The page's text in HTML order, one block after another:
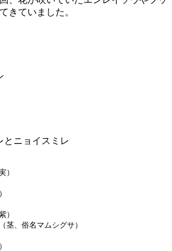
きていました。
とニョイスミレ
）
）
茎、俗名マムシグサ）